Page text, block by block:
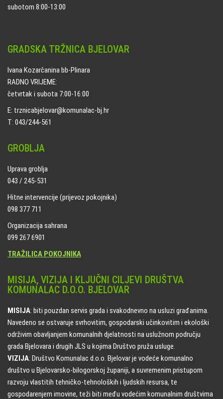
subotom 8:00-13:00
GRADSKA TRŽNICA BJELOVAR
Ivana Kozarčanina bb-Plinara
RADNO VRIJEME:
četvrtak i subota 7:00-16:00
E: trznicabjelovar@komunalac-bj.hr
T: 043/244-561
GROBLJA
Uprava groblja
043 / 245-531
Hitne intervencije (prijevoz pokojnika)
098 377 711
Organizacija sahrana
099 267 6901
TRAŽILICA POKOJNIKA
MISIJA, VIZIJA I KLJUČNI CILJEVI DRUŠTVA
KOMUNALAC D.O.O. BJELOVAR
MISIJA: biti pouzdan servis grada i svakodnevno na usluzi građanima.
Navedeno se ostvaruje svrhovitim, gospodarski učinkovitim i ekološki
održivim obavljanjem komunalnih djelatnosti na uslužnom području
grada Bjelovara i drugih JLS u kojima Društvo pruža usluge.
VIZIJA: Društvo Komunalac d.o.o. Bjelovar je vodeće komunalno
društvo u Bjelovarsko-bilogorskoj županiji, a suvremenim pristupom
razvoju vlastitih tehničko-tehnoloških i ljudskih resursa, te
gospodarenjem imovine, teži biti među vodećim komunalnim društvima